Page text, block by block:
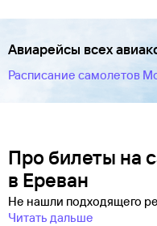
Авиарейсы всех
Расписание самолетов
Про билеты на
в Ереван
Не нашли подходящего
Читать дальше